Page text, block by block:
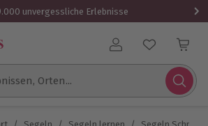
unvergessliche Erlebnisse
Benutzerkonto
Orten...